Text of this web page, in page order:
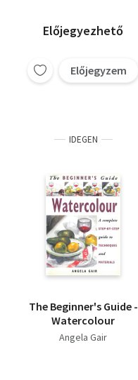
Előjegyezhető
Előjegyzem
IDEGEN
The Beginner's Guide -
Watercolour
Angela Gair